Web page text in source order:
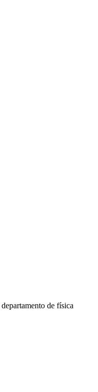
departamento de física